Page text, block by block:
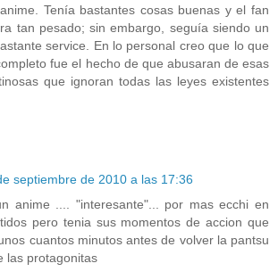
Tenía bastantes cosas buenas y el fan
tan pesado; sin embargo, seguía siendo un
service. En lo personal creo que lo que
fue el hecho de que abusaran de esas
que ignoran todas las leyes existentes
septiembre de 2010 a las 17:36
anime .... "interesante"... por mas ecchi en
pero tenia sus momentos de accion que
cuantos minutos antes de volver la pantsu
las protagonitas